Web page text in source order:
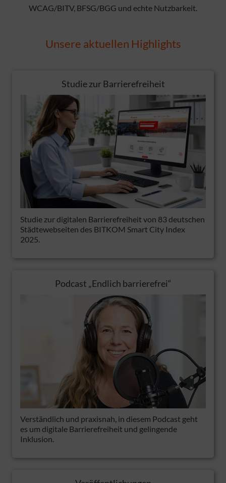
WCAG/BITV, BFSG/BGG und echte Nutzbarkeit.
Unsere aktuellen Highlights
Studie zur Barrierefreiheit
Studie zur digitalen Barrierefreiheit von 83 deutschen
Städtewebseiten des BITKOM Smart City Index
2025.
Podcast „Endlich barrierefrei“
Verständlich und praxisnah, in diesem Podcast geht
es um digitale Barrierefreiheit und gelingende
Inklusion.